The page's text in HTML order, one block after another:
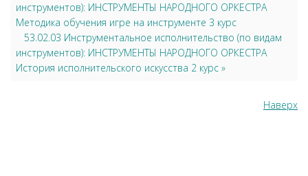
инструментов): ИНСТРУМЕНТЫ НАРОДНОГО ОРКЕСТРА
Методика обучения игре на инструменте 3 курс
53.02.03 Инструментальное исполнительство (по видам
инструментов): ИНСТРУМЕНТЫ НАРОДНОГО ОРКЕСТРА
История исполнительского искусства 2 курс »
Наверх